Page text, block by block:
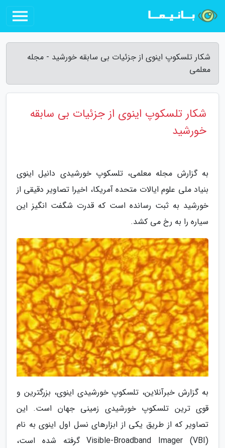
شکار تلسکوپ اینوی از جزئیات بی سابقه خورشید - مجله
معلمی
شکار تلسکوپ اینوی از جزئیات بی سابقه
خورشید
به گزارش مجله معلمی، تلسکوپ خورشیدی دانیل اینوی
بنیاد ملی علوم ایالات متحده آمریکا، اخیرا تصاویر دقیقی از
خورشید به ثبت رسانده است که قدرت شگفت انگیز این
سیاره را به رخ می کشد.
به گزارش خبرآنلاین، تلسکوپ خورشیدی اینوی، بزرگترین و
قوی ترین تلسکوپ خورشیدی زمینی جهان است. این
تصاویر که از طریق یکی از ابزارهای نسل اول اینوی به نام
Visible-Broadband Imager (VBI) گرفته شده است،